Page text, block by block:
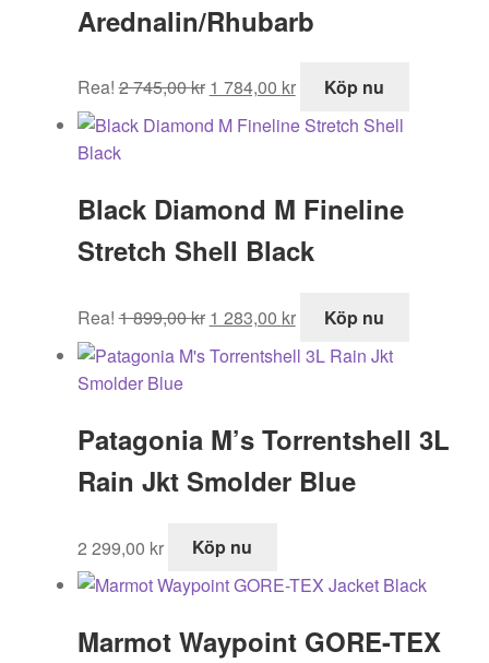
Arednalin/Rhubarb
Rea! 2 745,00kr
ursprungliga
priset
745,00 kr.
1 784,00 kr
nuvarande
priset
784,00 kr.
Köp nu
Black Diamond M Fineline
Stretch Shell Black
Rea! 1 899,00kr
ursprungliga
priset
899,00 kr.
1 283,00 kr
nuvarande
priset
283,00 kr.
Köp nu
Patagonia M’s Torrentshell 3L
Rain Jkt Smolder Blue
2 299,00 kr Köp nu
Marmot Waypoint GORE-TEX